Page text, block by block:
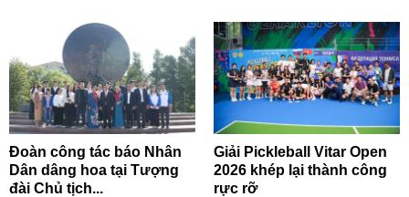
Đoàn công tác báo Nhân
Dân dâng hoa tại Tượng
đài Chủ tịch...
Giải Pickleball Vitar Open
2026 khép lại thành công
rực rỡ